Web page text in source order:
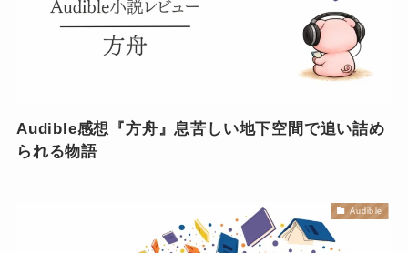
Audible感想『方舟』息苦しい地下空間で追い詰め
られる物語
Audible